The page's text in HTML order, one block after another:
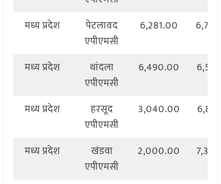
मध्य प्रदेश
पेटलावद
एपीएमसी
6,281.00
मध्य प्रदेश
थांदला
एपीएमसी
6,490.00
मध्य प्रदेश
हरसूद
एपीएमसी
3,040.00
मध्य प्रदेश
खंडवा
एपीएमसी
2,000.00